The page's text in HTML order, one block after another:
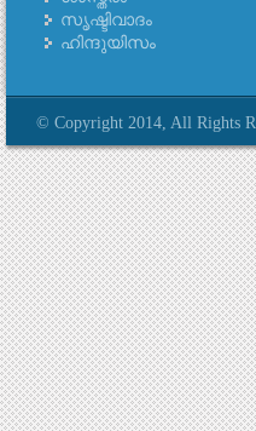
സൃഷ്ടിവാദം
ഹിന്ദുയിസം
© Copyright 2014, All Rights